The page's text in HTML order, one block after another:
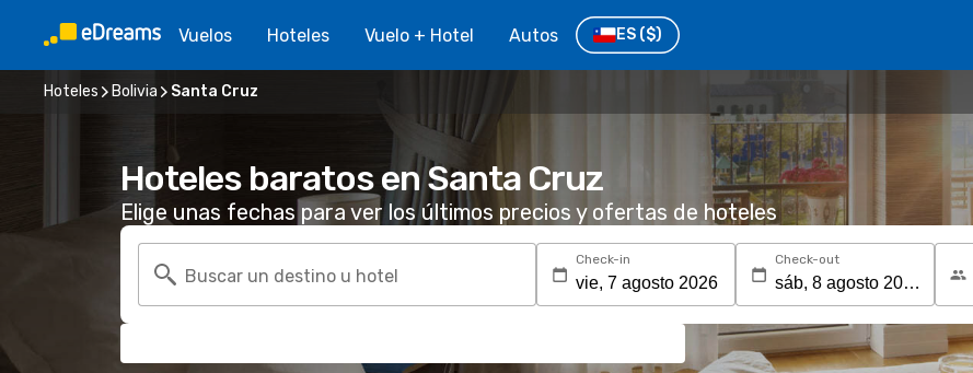
Vuelos Hoteles Vuelo + Hotel Autos ES ($)
Hoteles Bolivia Santa Cruz
Hoteles baratos en Santa Cruz
Elige unas fechas para ver los últimos precios y ofertas de hoteles
Buscar un destino u hotel
Check-in Check-out